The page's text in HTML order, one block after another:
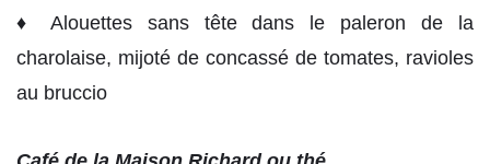
♦ Alouettes sans tête dans le paleron de la
charolaise, mijoté de concassé de tomates, ravioles
au bruccio